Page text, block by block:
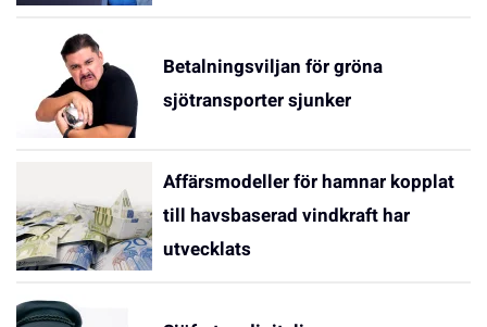
Betalningsviljan för gröna
sjötransporter sjunker
Affärsmodeller för hamnar kopplat
till havsbaserad vindkraft har
utvecklats